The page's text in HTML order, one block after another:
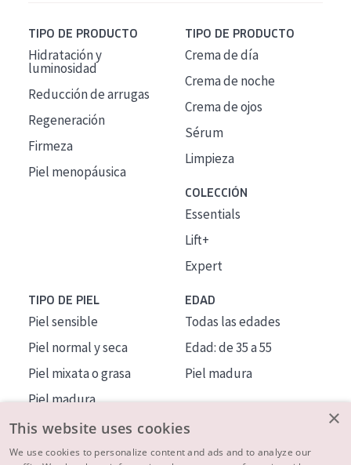
TIPO DE PRODUCTO
Hidratación y
luminosidad
Reducción de arrugas
Regeneración
Firmeza
Piel menopáusica
TIPO DE PRODUCTO
Crema de día
Crema de noche
Crema de ojos
Sérum
Limpieza
COLECCIÓN
Essentials
Lift+
Expert
TIPO DE PIEL
Piel sensible
Piel normal y seca
Piel mixata o grasa
Piel madura
Piel expuesta al sol
Piel menopáusica
EDAD
Todas las edades
Edad: de 35 a 55
Piel madura
×
This website uses cookies
We use cookies to personalize content and ads and to analyze our